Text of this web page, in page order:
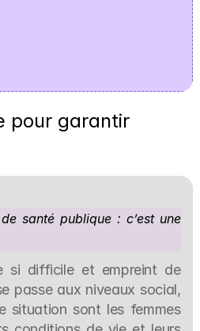
pour garantir
santé publique : c’est une
si difficile et empreint de
passe aux niveaux social,
situation sont les femmes